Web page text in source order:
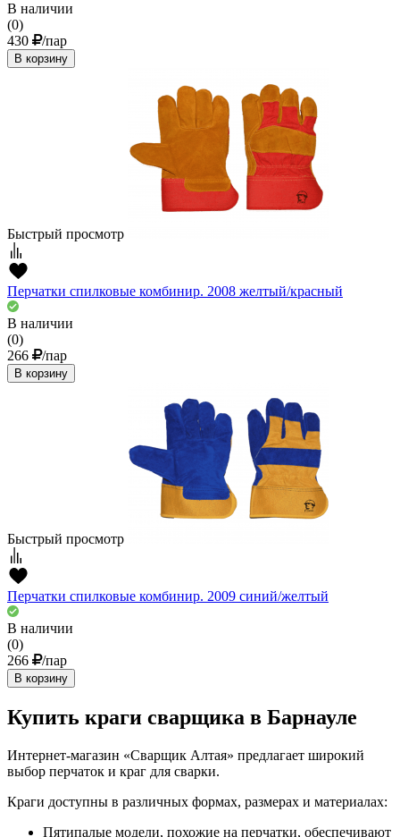
В наличии
(0)
430
/пар
В корзину
Быстрый просмотр
Перчатки спилковые комбинир. 2008 желтый/красный
В наличии
(0)
266
/пар
В корзину
Быстрый просмотр
Перчатки спилковые комбинир. 2009 синий/желтый
В наличии
(0)
266
/пар
В корзину
Купить краги сварщика в Барнауле
Интернет-магазин «Сварщик Алтая» предлагает широкий
выбор перчаток и краг для сварки.
Краги доступны в различных формах, размерах и материалах:
Пятипалые модели, похожие на перчатки, обеспечивают